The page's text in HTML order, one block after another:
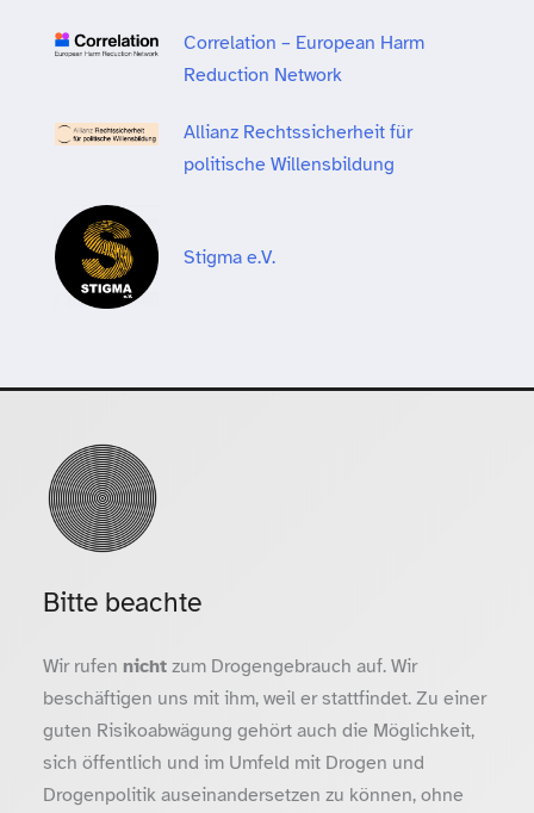
Correlation – European Harm
Reduction Network
Allianz Rechtssicherheit für
politische Willensbildung
Stigma e.V.
Bitte beachte
Wir rufen nichtzum Drogengebrauch auf. Wir
beschäftigen uns mit ihm, weil er stattfindet. Zu einer
guten Risikoabwägung gehört auch die Möglichkeit,
sich öffentlich und im Umfeld mit Drogen und
Drogenpolitik auseinandersetzen zu können, ohne